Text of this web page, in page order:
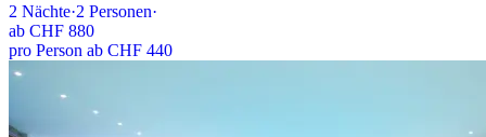
2 Nächte·2 Personen·
ab CHF 880
pro Person ab CHF 440